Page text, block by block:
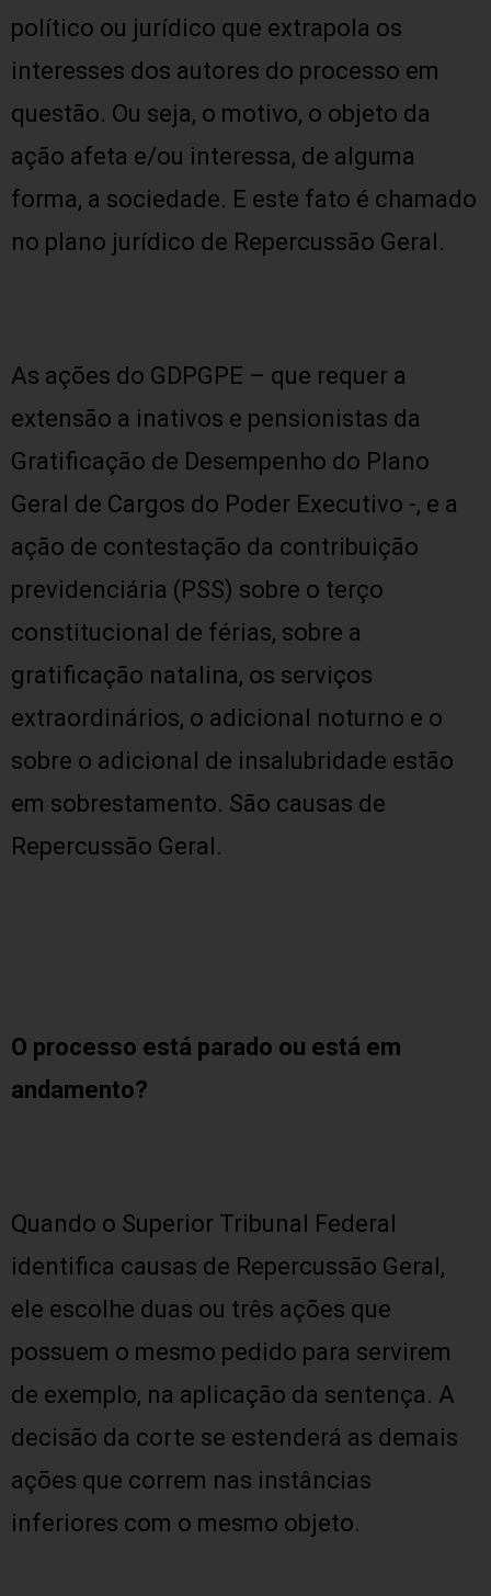
político ou jurídico que extrapola os
interesses dos autores do processo em
questão. Ou seja, o motivo, o objeto da
ação afeta e/ou interessa, de alguma
forma, a sociedade. E este fato é chamado
no plano jurídico de Repercussão Geral.
As ações do GDPGPE – que requer a
extensão a inativos e pensionistas da
Gratificação de Desempenho do Plano
Geral de Cargos do Poder Executivo -, e a
ação de contestação da contribuição
previdenciária (PSS) sobre o terço
constitucional de férias, sobre a
gratificação natalina, os serviços
extraordinários, o adicional noturno e o
sobre o adicional de insalubridade estão
em sobrestamento. São causas de
Repercussão Geral.
O processo está parado ou está em
andamento?
Quando o Superior Tribunal Federal
identifica causas de Repercussão Geral,
ele escolhe duas ou três ações que
possuem o mesmo pedido para servirem
de exemplo, na aplicação da sentença. A
decisão da corte se estenderá as demais
ações que correm nas instâncias
inferiores com o mesmo objeto.